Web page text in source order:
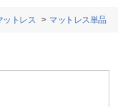
ットレス マットレス単品